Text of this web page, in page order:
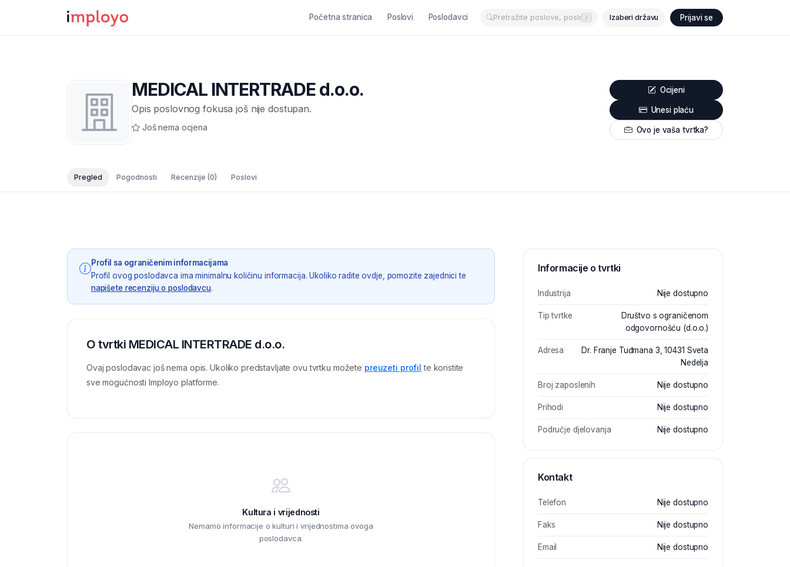
Početna stranica Poslovi Poslodavci / Izaberi državu Prijavi se
MEDICAL INTERTRADE d.o.o.
Opis poslovnog fokusa još nije dostupan.
Još nema ocjena
Ocijeni
Unesi plaću
Ovo je vaša tvrtka?
Pregled Pogodnosti Recenzije (0) Poslovi
Profil sa ograničenim informacijama
Profil ovog poslodavca ima minimalnu količinu informacija. Ukoliko radite ovdje, pomozite zajednici te
napišete recenziju o poslodavcu.
O tvrtki MEDICAL INTERTRADE d.o.o.
Ovaj poslodavac još nema opis. Ukoliko predstavljate ovu tvrtku možete preuzeti profil te koristite
sve mogućnosti Imployo platforme.
Kultura i vrijednosti
Nemamo informacije o kulturi i vrijednostima ovoga
poslodavca.
Informacije o tvrtki
Industrija Nije dostupno
Tip tvrtke
Društvo s ograničenom
odgovornošću (d.o.o.)
Adresa
Dr. Franje Tuđmana 3, 10431 Sveta
Nedelja
Broj zaposlenih Nije dostupno
Prihodi Nije dostupno
Područje djelovanja Nije dostupno
Kontakt
Telefon Nije dostupno
Faks Nije dostupno
Email Nije dostupno